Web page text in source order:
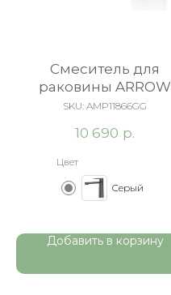
Cмеситель для
раковины ARROW
AMP11866GG серый
SKU: AMP11866GG
10 690 р.
Цвет
Серый
Добавить в корзину